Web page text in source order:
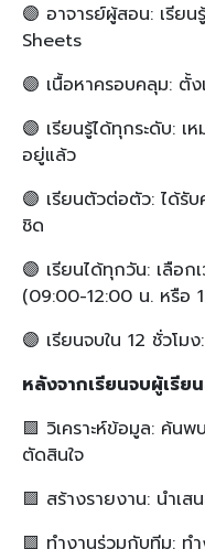
🟣 อาจารย์ผู้สอน: เรีย
Sheets
🟣 เนื้อหาครอบคลุม: ตั้
🟣 เรียนรู้ได้ทุกระดับ: เ
อยู่แล้ว
🟣 เรียนตัวต่อตัว: ได้รั
ชิด
🟣 เรียนได้ทุกวัน: เลือก
(09:00-12:00 น. หรือ
🟣 เรียนจบใน 12 ชั่วโม
หลังจากเรียนจบผู้เรีย
🟪 วิเคราะห์ข้อมูล: ค้นพ
ตัดสินใจ
🟪 สร้างรายงาน: นำเส
🟪 ทำงานร่วมกับทีม: ท